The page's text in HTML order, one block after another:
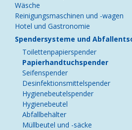
Wäsche
Reinigungsmaschinen und -wagen
Hotel und Gastronomie
Spendersysteme und
Toilettenpapierspender
Papierhandtuchspender
Seifenspender
Desinfektionsmittelspender
Hygienebeutelspender
Hygienebeutel
Abfallbehälter
Müllbeutel und -säcke